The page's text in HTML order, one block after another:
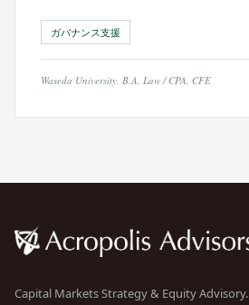
ガバナンス支援
Waseda University, B.A. Law / CPA, CFE
Capital Markets Strategy & Equity Advisory.